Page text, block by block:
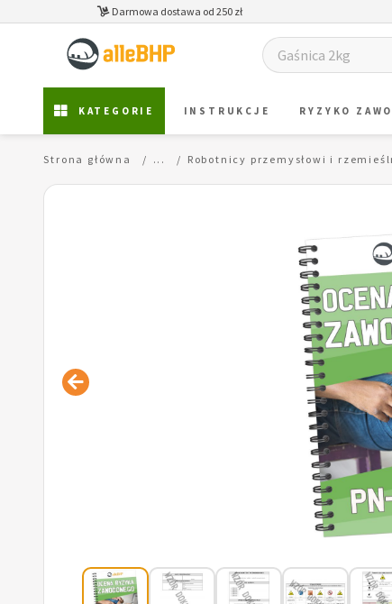
Darmowa dostawa od 250 zł
KATEGORIE INSTRUKCJE RYZYKO
Strona główna ... Robotnicy przemysłowi i